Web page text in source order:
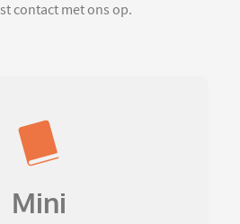
contact met ons op.
Mini